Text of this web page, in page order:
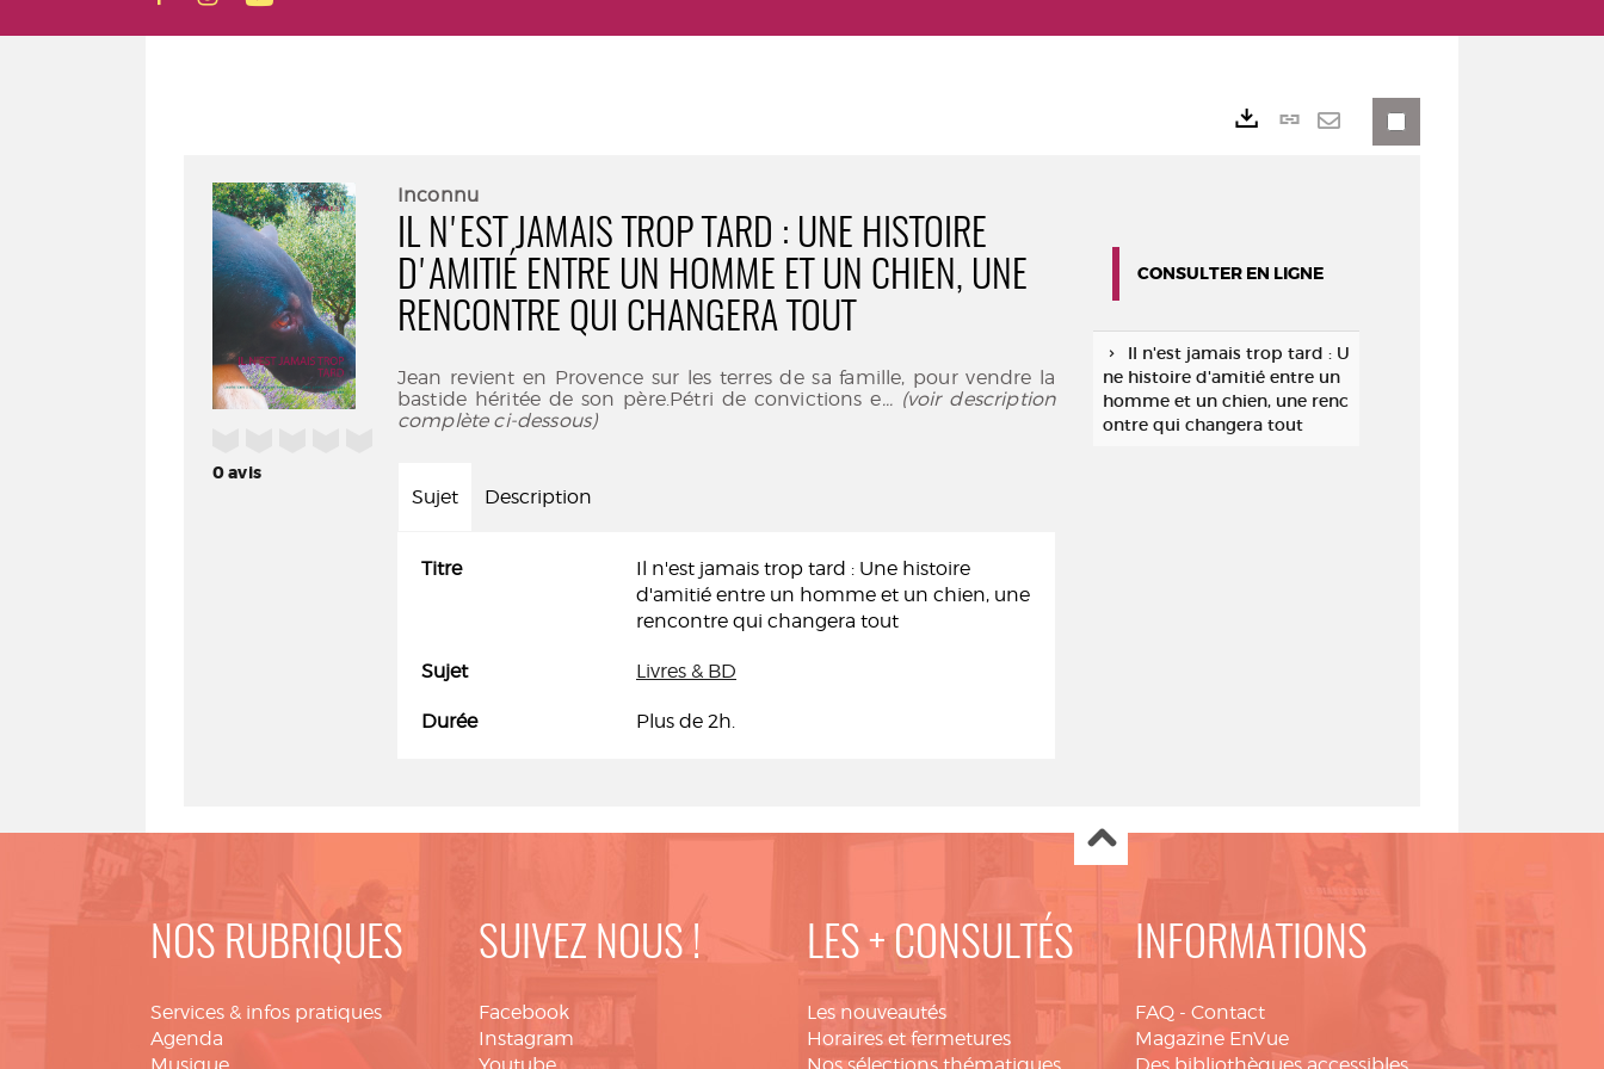
0avis
Inconnu
IL N'EST JAMAIS TROP TARD : UNE HISTOIRE
D'AMITIÉ ENTRE UN HOMME ET UN CHIEN, UNE
RENCONTRE QUI CHANGERA TOUT
Jean revient en Provence sur les terres de sa famille, pour vendre la
bastide héritée de son père.Pétri de convictions e... (voir description
complète ci-dessous)
Sujet Description
Titre
Il n'est jamais trop tard : Une histoire
d'amitié entre un homme et un chien, une
rencontre qui changera tout
Sujet Livres & BD
Durée Plus de 2h.
Lien
CONSULTER EN LIGNE
Il n'est jamais trop tard : U
ne histoire d'amitié entre un
homme et un chien, une renc
ontre qui changera tout
NOS RUBRIQUES
Services & infos pratiques
Agenda
SUIVEZ NOUS !
Facebook
Instagram
LES + CONSULTÉS
Les nouveautés
Horaires et fermetures
INFORMATIONS
FAQ - Contact
Magazine EnVue